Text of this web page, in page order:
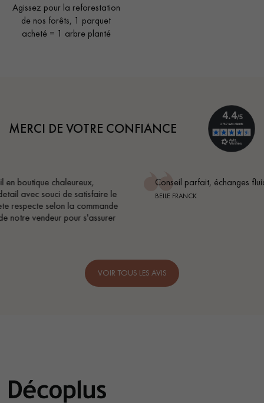
Agissez pour la reforestation
de nos forêts, 1 parquet
acheté = 1 arbre planté
MERCI DE VOTRE CONFIANCE
Conseil parfait, échanges fluides. Je recommande totalement
BEILE FRANCK
VOIR TOUS LES AVIS